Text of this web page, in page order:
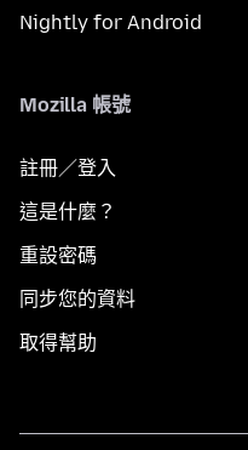
Nightly for Android
Mozilla 帳號
註冊／登入
這是什麼？
重設密碼
同步您的資料
取得幫助